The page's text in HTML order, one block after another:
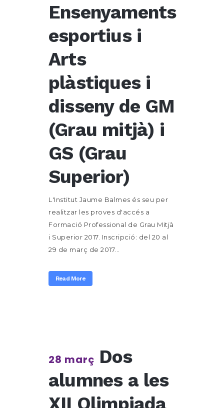
Ensenyaments
esportius i
Arts
plàstiques i
disseny de GM
(Grau mitjà) i
GS (Grau
Superior)
L'Institut Jaume Balmes és seu per
realitzar les proves d'accés a
Formació Professional de Grau Mitjà
i Superior 2017. Inscripció: del 20 al
29 de març de 2017...
Read More
28 març Dos
alumnes a les